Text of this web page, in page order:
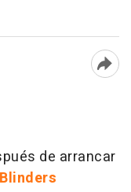
de arrancar